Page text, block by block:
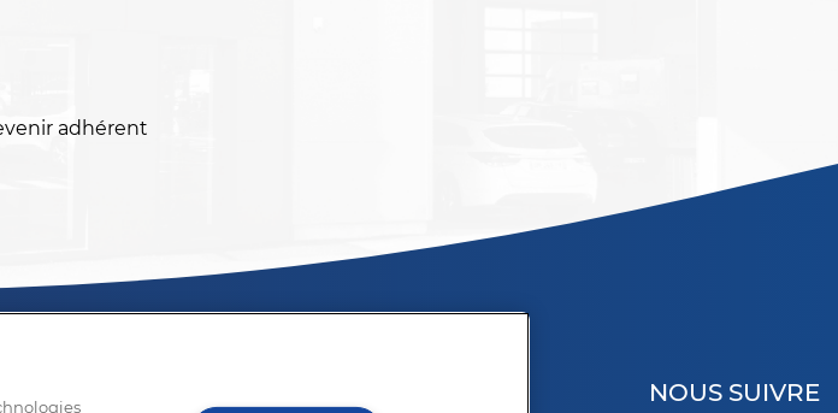
adhérent
NOUS SUIVRE